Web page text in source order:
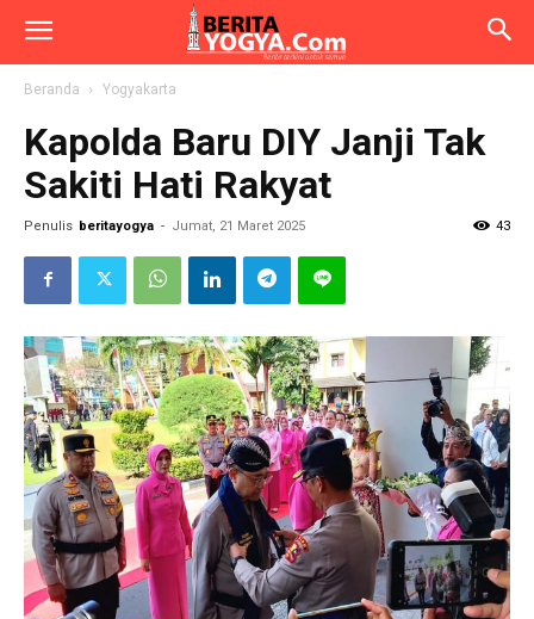
Beranda Yogyakarta
Kapolda Baru DIY Janji Tak
Sakiti Hati Rakyat
Penulis beritayogya - Jumat, 21 Maret 2025 43